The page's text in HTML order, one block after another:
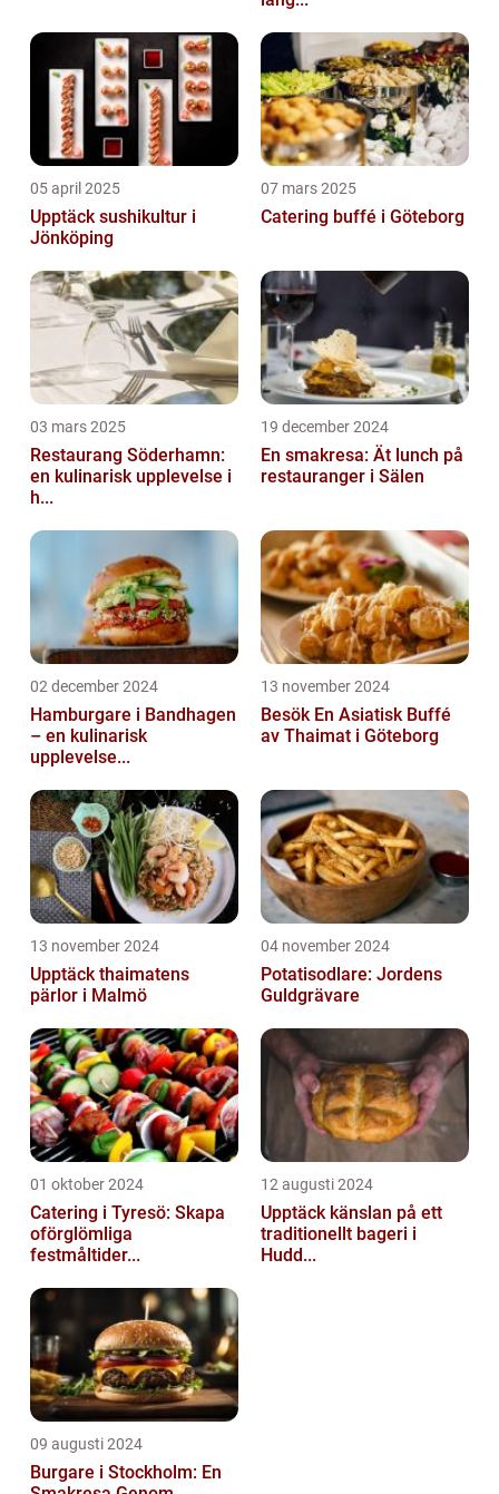
05 april 2025
Upptäck sushikultur i
Jönköping
07 mars 2025
Catering buffé i Göteborg
03 mars 2025
Restaurang Söderhamn:
en kulinarisk upplevelse i
h...
19 december 2024
En smakresa: Ät lunch på
restauranger i Sälen
02 december 2024
Hamburgare i Bandhagen
– en kulinarisk
upplevelse...
13 november 2024
Besök En Asiatisk Buffé
av Thaimat i Göteborg
13 november 2024
Upptäck thaimatens
pärlor i Malmö
04 november 2024
Potatisodlare: Jordens
Guldgrävare
01 oktober 2024
Catering i Tyresö: Skapa
oförglömliga
festmåltider...
12 augusti 2024
Upptäck känslan på ett
traditionellt bageri i
Hudd...
09 augusti 2024
Burgare i Stockholm: En